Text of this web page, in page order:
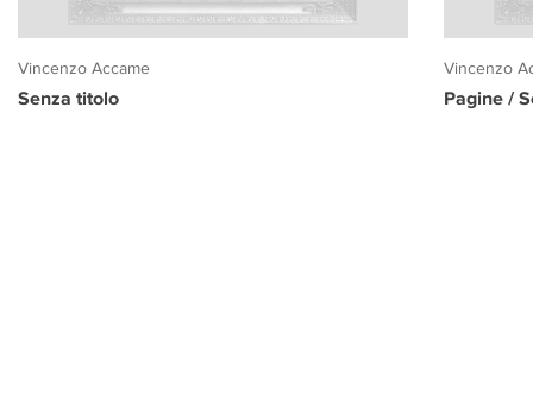
Vincenzo Accame
Senza titolo
Vincenzo
Pagine /